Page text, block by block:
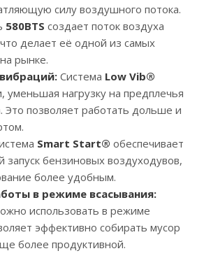
силу воздушного потока.
580BTS создает поток воздуха
делает её одной из самых
рынке.
Система Low Vib®
уменьшая нагрузку на предплечья
Это позволяет работать дольше и
Smart Start® обеспечивает
запуск бензиновых воздуходувов,
более удобным.
в режиме всасывания:
использовать в режиме
эффективно собирать мусор
более продуктивной.